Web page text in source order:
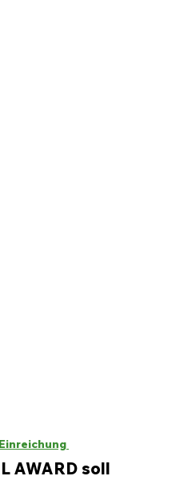
AWARD soll